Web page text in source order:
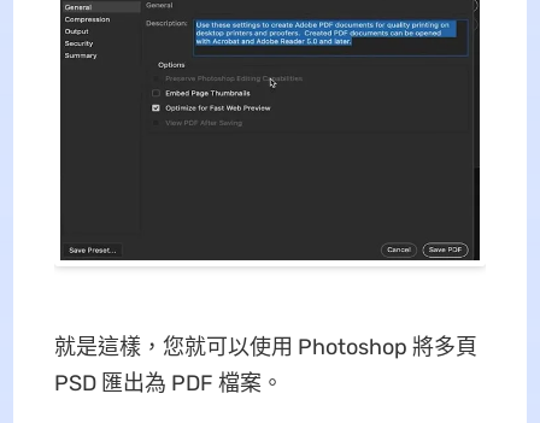
就是這樣，您就可以使用 Photoshop 將多頁
PSD 匯出為 PDF 檔案。